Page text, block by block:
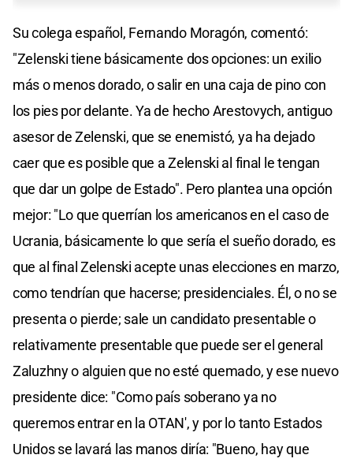
Su colega español, Fernando Moragón, comentó:
"Zelenski tiene básicamente dos opciones: un exilio
más o menos dorado, o salir en una caja de pino con
los pies por delante. Ya de hecho Arestovych, antiguo
asesor de Zelenski, que se enemistó, ya ha dejado
caer que es posible que a Zelenski al final le tengan
que dar un golpe de Estado". Pero plantea una opción
mejor: "Lo que querrían los americanos en el caso de
Ucrania, básicamente lo que sería el sueño dorado, es
que al final Zelenski acepte unas elecciones en marzo,
como tendrían que hacerse; presidenciales. Él, o no se
presenta o pierde; sale un candidato presentable o
relativamente presentable que puede ser el general
Zaluzhny o alguien que no esté quemado, y ese nuevo
presidente dice: "Como país soberano ya no
queremos entrar en la OTAN', y por lo tanto Estados
Unidos se lavará las manos diría: "Bueno, hay que